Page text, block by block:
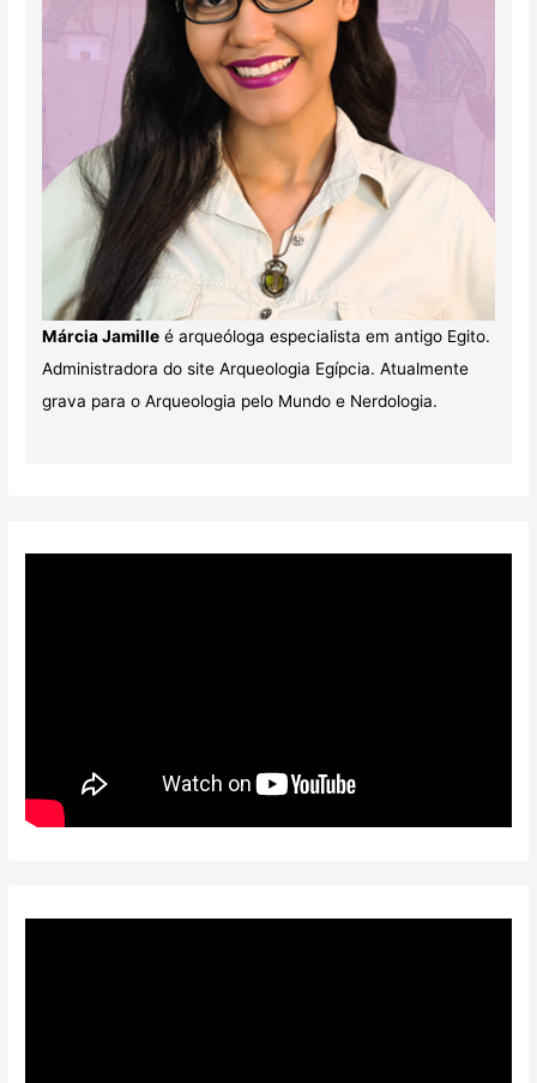
Márcia Jamilleé arqueóloga especialista em antigo Egito.
Administradora do site Arqueologia Egípcia. Atualmente
grava para o Arqueologia pelo Mundo e Nerdologia.